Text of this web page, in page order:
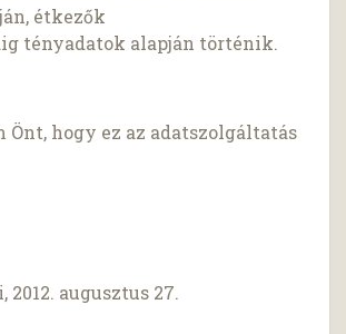
étkezők
tényadatok alapján történik.
Önt, hogy ez az adatszolgáltatás
2012. augusztus 27.